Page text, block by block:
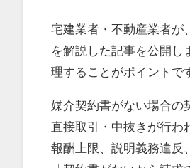
宅建業者・不動産業者が
を解説した記事を公開し
理することがポイントで
媒介契約書がない場合の
直接取引・中抜きが行わ
報酬上限、説明義務違反